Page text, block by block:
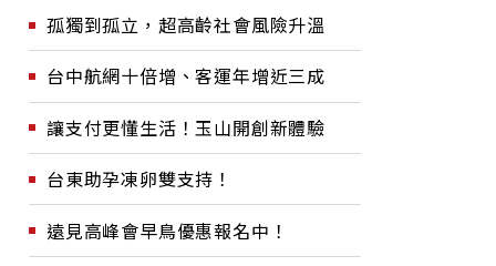
孤獨到孤立，超高齡社會風險升溫
台中航網十倍增、客運年增近三成
讓支付更懂生活！玉山開創新體驗
台東助孕凍卵雙支持！
遠見高峰會早鳥優惠報名中！